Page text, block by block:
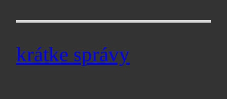
krátke správy